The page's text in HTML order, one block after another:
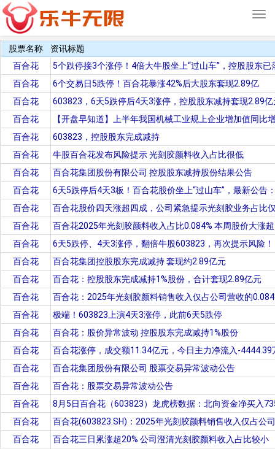
股票名称
资讯标题
百合花
5个跌停接3个涨停！4倍大牛股坐上“过山车”，控股股东已
百合花
6个交易日5跌停！百合花暴涨42%后大股东套现2.89亿
百合花
603823，6天5跌停后4天3涨停，控股股东减持套现2.89亿
百合花
【开盘早知道】上半年我国机械工业规上企业增加值同比
百合花
603823，控股股东完成减持
百合花
牛股百合花发布风险提示 光刻胶颜料收入占比很低
百合花
百合花集团股份有限公司 控股股东减持股份结果公告
百合花
6天5跌停后4天3板！百合花股价坐上“过山车”，最新公告
百合花
百合花股价四天涨超四成，公司紧急提示光刻胶业务占比
百合花
百合花2025年光刻胶颜料收入占比0.084% 本周股价大涨
百合花
6天5跌停、4天3涨停，翻倍牛股603823，再次提示风险！
百合花
百合花集团控股股东完成减持 套现约2.89亿元
百合花
百合花：控股股东完成减持1%股份，合计套现2.89亿元
百合花
百合花：2025年光刻胶颜料销售收入仅占公司营收的
百合花
极端！603823上演4天3涨停，此前6天5跌停
百合花
百合花：股价异常波动 控股股东完成减持1%股份
百合花
百合花涨停，成交额11.34亿元，今日主力净流入-4444.39
百合花
百合花集团股份有限公司 股票交易异常波动公告
百合花
百合花：股票交易异常波动公告
百合花
8月5日百合花（603823）龙虎榜数据：北向资金净买入
百合花
百合花(603823.SH)：2025年光刻胶颜料销售收入仅占公
百合花
百合花三日累涨超20% 公司澄清光刻胶颜料收入占比较小